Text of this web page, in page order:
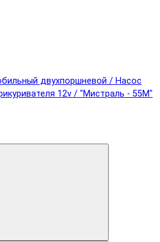
двухпоршневой / Насос
12v / "Мистраль - 55М"